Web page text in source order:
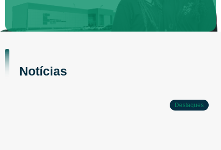
Notícias
Destaques